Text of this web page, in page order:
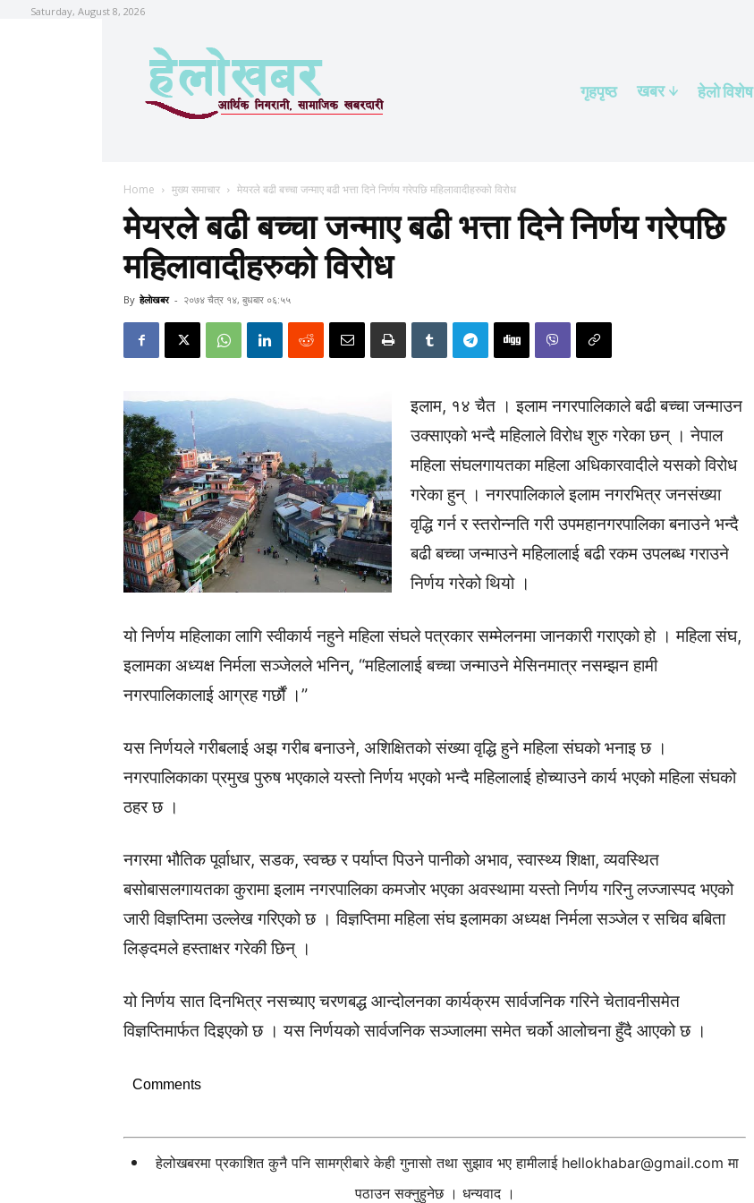
Saturday, August 8, 2026
गृहपृष्ठ खबर हेलाे विशेष
Home मुख्य समाचार मेयरले बढी बच्चा जन्माए बढी भत्ता दिने निर्णय गरेपछि महिलावादीहरुको विरोध
मेयरले बढी बच्चा जन्माए बढी भत्ता दिने निर्णय गरेपछि
महिलावादीहरुको विरोध
By हेलाेखबर - २०७४ चैत्र १४, बुधबार ०६:५५
इलाम, १४ चैत । इलाम नगरपालिकाले बढी बच्चा जन्माउन
उक्साएको भन्दै महिलाले विरोध शुरु गरेका छन् । नेपाल
महिला संघलगायतका महिला अधिकारवादीले यसको विरोध
गरेका हुन् । नगरपालिकाले इलाम नगरभित्र जनसंख्या
वृद्धि गर्न र स्तरोन्नति गरी उपमहानगरपालिका बनाउने भन्दै
बढी बच्चा जन्माउने महिलालाई बढी रकम उपलब्ध गराउने
निर्णय गरेको थियो ।
यो निर्णय महिलाका लागि स्वीकार्य नहुने महिला संघले पत्रकार सम्मेलनमा जानकारी गराएको हो । महिला संघ,
इलामका अध्यक्ष निर्मला सञ्जेलले भनिन्, “महिलालाई बच्चा जन्माउने मेसिनमात्र नसम्झन हामी
नगरपालिकालाई आग्रह गर्छौं ।”
यस निर्णयले गरीबलाई अझ गरीब बनाउने, अशिक्षितको संख्या वृद्धि हुने महिला संघको भनाइ छ ।
नगरपालिकाका प्रमुख पुरुष भएकाले यस्तो निर्णय भएको भन्दै महिलालाई होच्याउने कार्य भएको महिला संघको
ठहर छ ।
नगरमा भौतिक पूर्वाधार, सडक, स्वच्छ र पर्याप्त पिउने पानीको अभाव, स्वास्थ्य शिक्षा, व्यवस्थित
बसोबासलगायतका कुरामा इलाम नगरपालिका कमजोर भएका अवस्थामा यस्तो निर्णय गरिनु लज्जास्पद भएको
जारी विज्ञप्तिमा उल्लेख गरिएको छ । विज्ञप्तिमा महिला संघ इलामका अध्यक्ष निर्मला सञ्जेल र सचिव बबिता
लिङ्दमले हस्ताक्षर गरेकी छिन् ।
यो निर्णय सात दिनभित्र नसच्याए चरणबद्ध आन्दोलनका कार्यक्रम सार्वजनिक गरिने चेतावनीसमेत
विज्ञप्तिमार्फत दिइएको छ । यस निर्णयको सार्वजनिक सञ्जालमा समेत चर्को आलोचना हुँदै आएको छ ।
Comments
हेलोखबरमा प्रकाशित कुनै पनि सामग्रीबारे केही गुनासो तथा सुझाव भए हामीलाई hellokhabar@gmail.com मा
पठाउन सक्नुहुनेछ । धन्यवाद ।